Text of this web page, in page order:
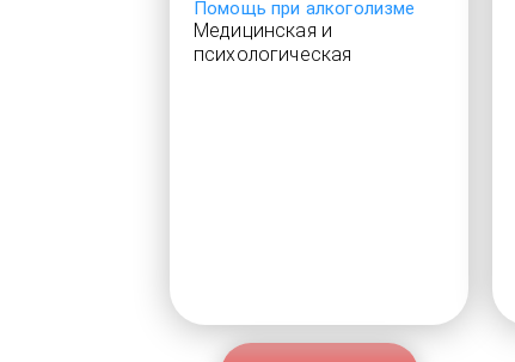
Помощь при алкоголизме
Медицинская и
психологическая